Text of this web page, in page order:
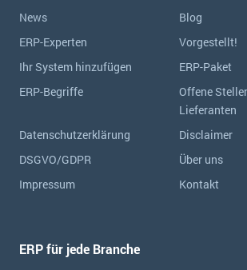
News
Blog
ERP-Experten
Vorgestellt!
Ihr System hinzufügen
ERP-Paket
ERP-Begriffe
Offene
Lieferanten
Datenschutzerklärung
Disclaimer
DSGVO/GDPR
Über uns
Impressum
Kontakt
ERP für jede Branche